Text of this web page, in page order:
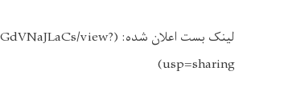
لینک بست اعلان شده: (view?
usp=sharing
)